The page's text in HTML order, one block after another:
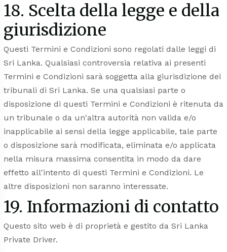
18. Scelta della legge e della
giurisdizione
Questi Termini e Condizioni sono regolati dalle leggi di
Sri Lanka. Qualsiasi controversia relativa ai presenti
Termini e Condizioni sarà soggetta alla giurisdizione dei
tribunali di Sri Lanka. Se una qualsiasi parte o
disposizione di questi Termini e Condizioni è ritenuta da
un tribunale o da un'altra autorità non valida e/o
inapplicabile ai sensi della legge applicabile, tale parte
o disposizione sarà modificata, eliminata e/o applicata
nella misura massima consentita in modo da dare
effetto all'intento di questi Termini e Condizioni. Le
altre disposizioni non saranno interessate.
19. Informazioni di contatto
Questo sito web è di proprietà e gestito da Sri Lanka
Private Driver.